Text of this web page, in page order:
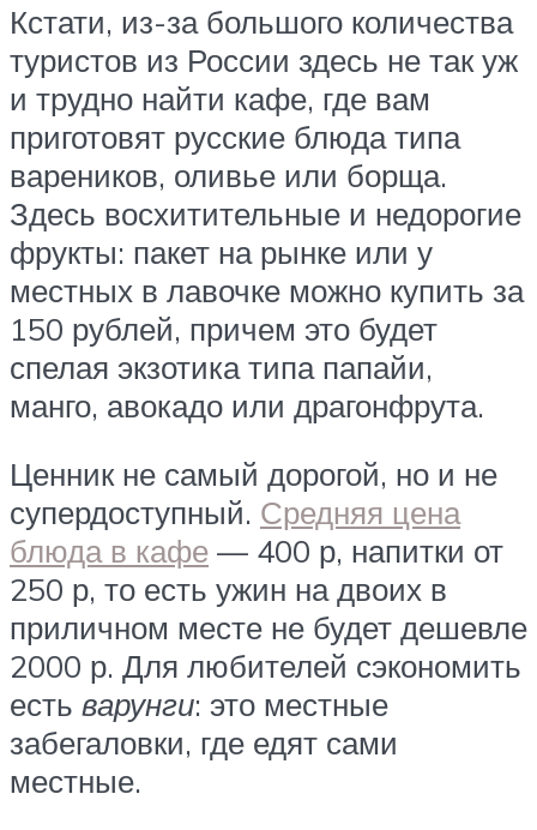
Кстати, из-за большого количества
туристов из России здесь не так уж
и трудно найти кафе, где вам
приготовят русские блюда типа
вареников, оливье или борща.
Здесь восхитительные и недорогие
фрукты: пакет на рынке или у
местных в лавочке можно купить за
150 рублей, причем это будет
спелая экзотика типа папайи,
манго, авокадо или драгонфрута.
Ценник не самый дорогой, но и не
супердоступный. Средняя цена
блюда в кафе — 400 р, напитки от
250 р, то есть ужин на двоих в
приличном месте не будет дешевле
2000 р. Для любителей сэкономить
есть варунги: это местные
забегаловки, где едят сами
местные.